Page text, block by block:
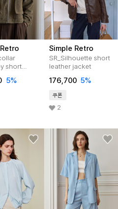
short
5%
Simple Retro
SR_Silhouette short
leather jacket
176,700 5%
쿠폰
2